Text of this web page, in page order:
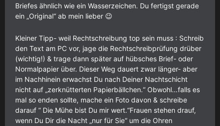
Briefes ähnlich wie ein Wasserzeichen. Du fertigst gerade
ein „Original“ ab mein lieber 😉
Kleiner Tipp- weil Rechtschreibung top sein muss : Schreib
den Text am PC vor, jage die Rechtschreibprüfung drüber
(wichtig!) & trage dann später auf hübsches Brief- oder
Normalpapier über. Dieser Weg dauert zwar länger- aber
im Nachhinein erwachst Du nach Deiner Nachtschicht
nicht auf „zerknütterten Papierbällchen.“ Obwohl…falls es
mal so enden sollte, mache ein Foto davon & schreibe
darauf “ Die Mühe bist Du mir wert.“Frauen stehen drauf,
wenn Du Dir die Nacht „nur für Sie“ um die Ohren